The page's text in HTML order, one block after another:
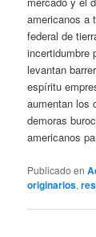
americanos a
federal de
incertidumbre
levantan
espíritu
aumentan los
demoras
americanos
Publicado en
originarios,